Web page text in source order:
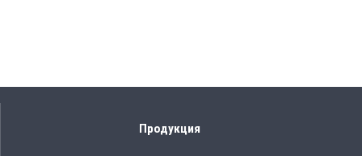
Продукция